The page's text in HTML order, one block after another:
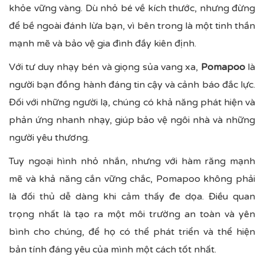
khỏe vững vàng. Dù nhỏ bé về kích thước, nhưng đừng
để bề ngoài đánh lừa bạn, vì bên trong là một tinh thần
mạnh mẽ và bảo vệ gia đình đầy kiên định.
Với tư duy nhạy bén và giọng sủa vang xa, Pomapoolà
người bạn đồng hành đáng tin cậy và cảnh báo đắc lực.
Đối với những người lạ, chúng có khả năng phát hiện và
phản ứng nhanh nhạy, giúp bảo vệ ngôi nhà và những
người yêu thương.
Tuy ngoại hình nhỏ nhắn, nhưng với hàm răng mạnh
mẽ và khả năng cắn vững chắc, Pomapoo không phải
là đối thủ dễ dàng khi cảm thấy đe dọa. Điều quan
trọng nhất là tạo ra một môi trường an toàn và yên
bình cho chúng, để họ có thể phát triển và thể hiện
bản tính đáng yêu của mình một cách tốt nhất.